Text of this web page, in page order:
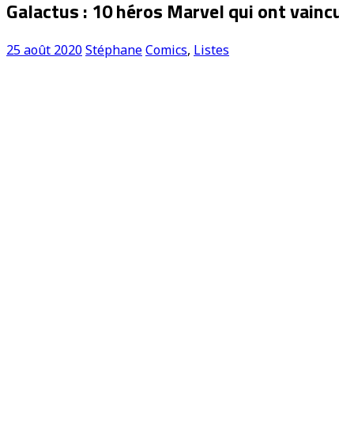
Galactus : 10 héros Marvel qui ont
25 août 2020StéphaneComics, Listes